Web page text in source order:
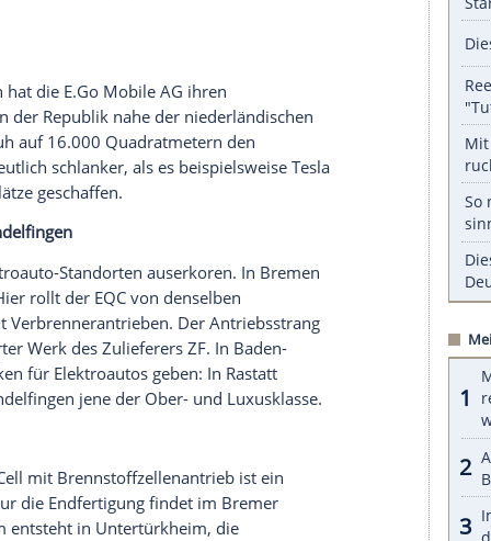
Redaktion eingebundenen Inhalt von Glomex GmbH
anzeigen lassen und auch wieder deaktivieren.
angezeigt werden. Damit können personenbezogene
Mehr dazu in unseren Datenschutzhinweisen.
den i3, ein halbes Jahr später kam
2020 der Hammer, aber der i3 wird noch eine
der neue BMW-ChefOliver Zipse
erst kürzlich.
Mitstreiter mit etwas größeren Dimensionen
und den i4. Der lange angekündigte SUV mit E-
gefertigt. Beim i4 hat sich
für das
das für dessen Produktion für 200 Millionen Euro
inAachenhat die E.Go Mobile AG ihren